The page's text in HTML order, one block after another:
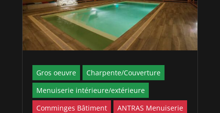
Gros oeuvre
Charpente/Couverture
Menuiserie intérieure/extérieure
Comminges Bâtiment
ANTRAS Menuiserie